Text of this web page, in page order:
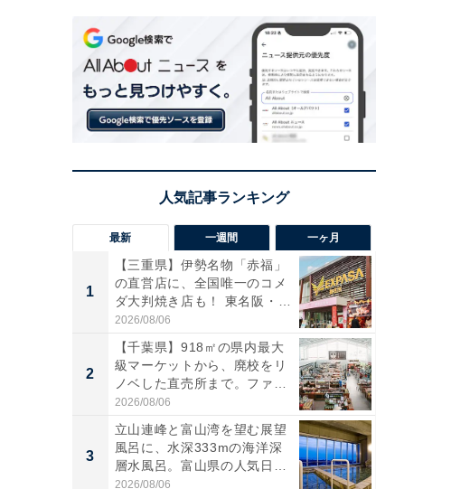
最新 一週間 一ヶ月
1
【三重県】伊勢名物「赤福」
の直営店に、全国唯一のコメ
ダ大判焼き店も！ 東名阪・
伊...
2026/08/06
2
【千葉県】918㎡の県内最大
級マーケットから、廃校をリ
ノベした直売所まで。ファ
ー...
2026/08/06
3
立山連峰と富山湾を望む展望
風呂に、水深333mの海洋深
層水風呂。富山県の人気日
帰...
2026/08/06